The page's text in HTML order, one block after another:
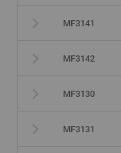
MF3141
MF3142
MF3130
MF3131